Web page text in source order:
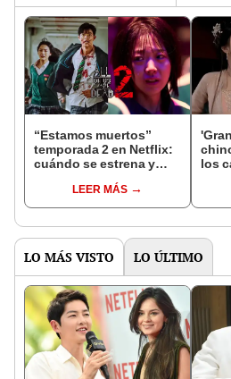
“Estamos muertos”
temporada 2 en Netflix:
cuándo se estrena y
temporadaLEER MÁS
los
LO MÁS VISTO LO ÚLTIMO